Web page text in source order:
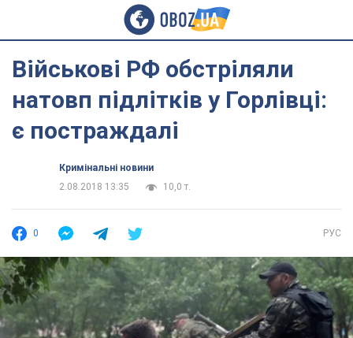
Військові РФ обстріляли
натовп підлітків у Горлівці:
є постраждалі
Кримінальні новини
2.08.2018 13:35
10,0 т.
0 РУС